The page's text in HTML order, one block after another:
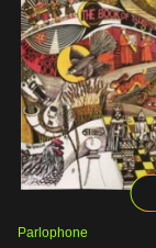
Parlophone